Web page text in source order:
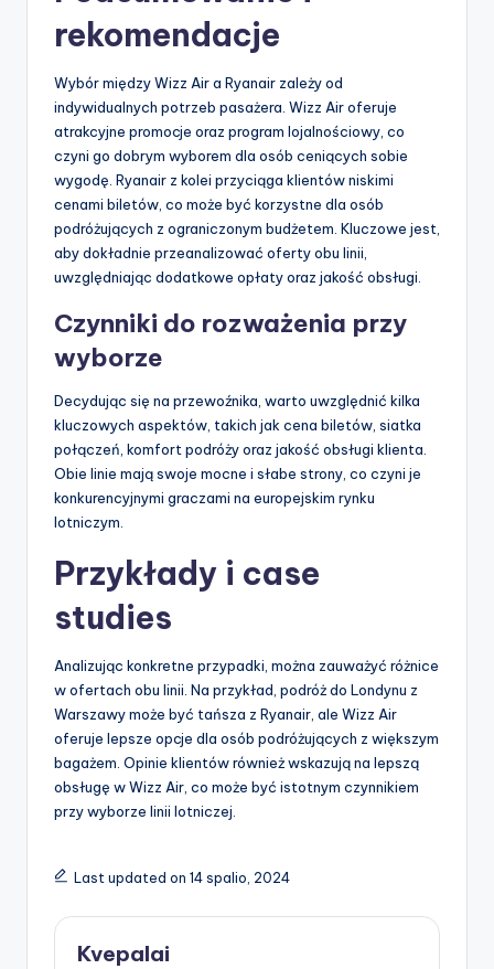
rekomendacje
Wybór między Wizz Air a Ryanair zależy od
indywidualnych potrzeb pasażera. Wizz Air oferuje
atrakcyjne promocje oraz program lojalnościowy, co
czyni go dobrym wyborem dla osób ceniących sobie
wygodę. Ryanair z kolei przyciąga klientów niskimi
cenami biletów, co może być korzystne dla osób
podróżujących z ograniczonym budżetem. Kluczowe jest,
aby dokładnie przeanalizować oferty obu linii,
uwzględniając dodatkowe opłaty oraz jakość obsługi.
Czynniki do rozważenia przy
wyborze
Decydując się na przewoźnika, warto uwzględnić kilka
kluczowych aspektów, takich jak cena biletów, siatka
połączeń, komfort podróży oraz jakość obsługi klienta.
Obie linie mają swoje mocne i słabe strony, co czyni je
konkurencyjnymi graczami na europejskim rynku
lotniczym.
Przykłady i case
studies
Analizując konkretne przypadki, można zauważyć różnice
w ofertach obu linii. Na przykład, podróż do Londynu z
Warszawy może być tańsza z Ryanair, ale Wizz Air
oferuje lepsze opcje dla osób podróżujących z większym
bagażem. Opinie klientów również wskazują na lepszą
obsługę w Wizz Air, co może być istotnym czynnikiem
przy wyborze linii lotniczej.
Last updated on 14 spalio, 2024
Kvepalai